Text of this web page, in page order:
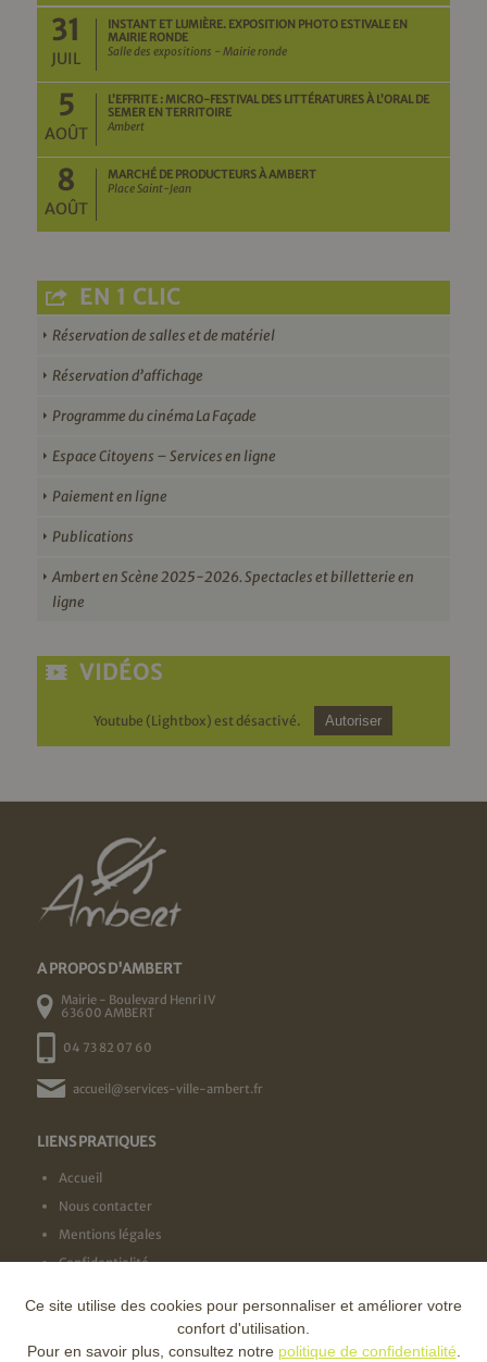
31
JUIL
INSTANT ET LUMIÈRE. EXPOSITION PHOTO ESTIVALE EN
MAIRIE RONDE
Salle des expositions - Mairie ronde
5
AOÛT
L’EFFRITE : MICRO-FESTIVAL DES LITTÉRATURES À L’ORAL DE
SEMER EN TERRITOIRE
Ambert
8
AOÛT
MARCHÉ DE PRODUCTEURS À AMBERT
Place Saint-Jean
EN 1 CLIC
Réservation de salles et de matériel
Réservation d’affichage
Programme du cinéma La Façade
Espace Citoyens – Services en ligne
Paiement en ligne
Publications
Ambert en Scène 2025-2026. Spectacles et billetterie en
ligne
VIDÉOS
Youtube (Lightbox) est désactivé. Autoriser
A PROPOS D'AMBERT
Mairie - Boulevard Henri IV
63600 AMBERT
04 73 82 07 60
accueil@services-ville-ambert.fr
LIENS PRATIQUES
Accueil
Nous contacter
Mentions légales
Confidentialité
NOS LABELS
Ce site utilise des cookies pour personnaliser et améliorer votre
confort d'utilisation.
Pour en savoir plus, consultez notre politique de confidentialité